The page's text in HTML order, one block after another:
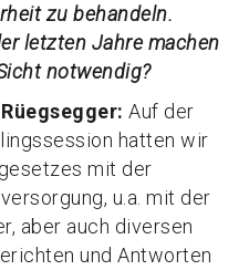
zu behandeln.
letzten Jahre machen
notwendig?
Auf der
hatten wir
mit der
u.a. mit der
aber auch diversen
und Antworten